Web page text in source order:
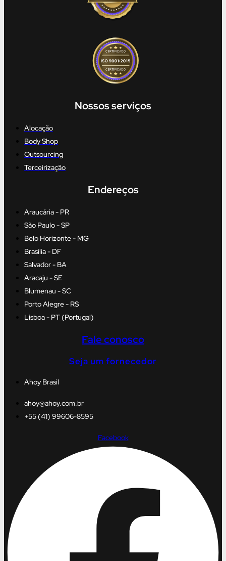
Nossos serviços
Alocação
Body Shop
Outsourcing
Terceirização
Endereços
Araucária - PR
São Paulo - SP
Belo Horizonte - MG
Brasília - DF
Salvador - BA
Aracaju - SE
Blumenau - SC
Porto Alegre - RS
Lisboa - PT (Portugal)
Fale conosco
Seja um fornecedor
Ahoy Brasil
ahoy@ahoy.com.br
+55 (41) 99606-8595
Facebook